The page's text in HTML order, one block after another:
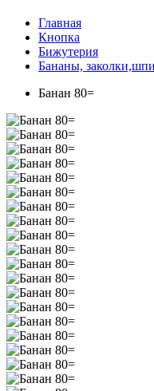
Главная
Кнопка
Бижутерия
Бананы,
Банан 80=